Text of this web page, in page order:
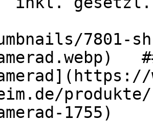
7801-
1755)